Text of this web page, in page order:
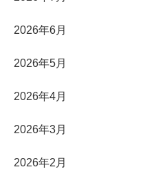
2026年6月
2026年5月
2026年4月
2026年3月
2026年2月